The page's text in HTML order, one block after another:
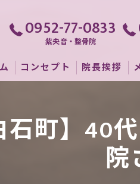
0952-77-0833
紫央音・整骨院
コンセプト 院長挨拶
石町】40
院